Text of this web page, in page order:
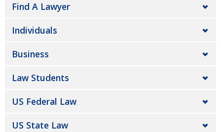
Find A Lawyer
Individuals
Business
Law Students
US Federal Law
US State Law